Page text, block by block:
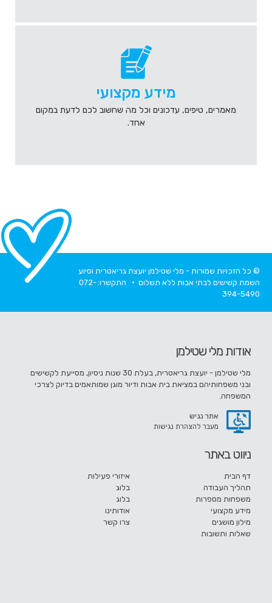
מידע מקצועי
מאמרים, טיפים, עדכונים וכל מה שחשוב לכם לדעת במקום
אחד.
© כל הזכויות שמורות - מלי שטילמן יועצת גריאטרית וסיוע
השמת קשישים לבתי אבות ללא תשלום • התקשרו:072-
394-5490
אודות מלי שטילמן
מלי שטילמן - יועצת גריאטרית, בעלת 30 שנות ניסיון, מסייעת לקשישים
ובני משפחותיהם במציאת בית אבות ודיור מוגן שמותאמים בדיוק לצרכי
המשפחה.
אתר נגיש
מעבר להצהרת נגישות
ניווט באתר
דף הבית
תהליך העבודה
משפחות מספרות
מידע מקצועי
מילון מושגים
שאלות ותשובות
איזורי פעילות
בלוג
בלוג
אודותינו
צרו קשר